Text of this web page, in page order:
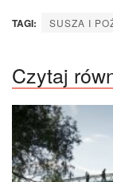
TAGI: SUSZA I
Czytaj